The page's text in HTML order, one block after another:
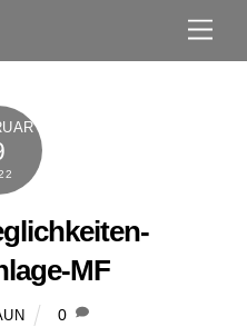
MF
0